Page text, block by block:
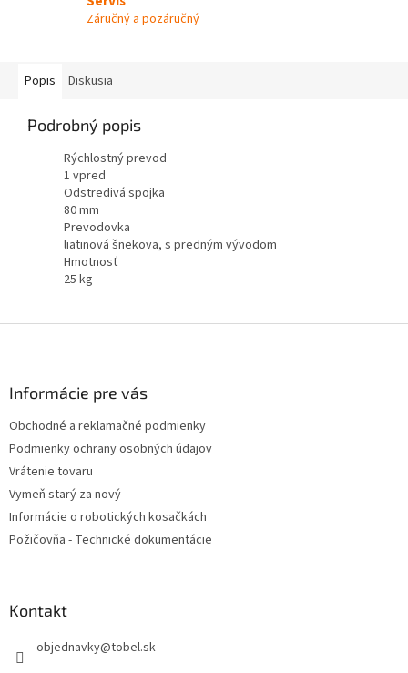
Záručný a pozáručný
Popis Diskusia
Podrobný popis
Rýchlostný prevod
1 vpred
Odstredivá spojka
80 mm
Prevodovka
liatinová šnekova, s predným vývodom
Hmotnosť
25 kg
Informácie pre vás
Obchodné a reklamačné podmienky
Podmienky ochrany osobných údajov
Vrátenie tovaru
Vymeň starý za nový
Informácie o robotických kosačkách
Požičovňa - Technické dokumentácie
Kontakt
objednavky@tobel.sk